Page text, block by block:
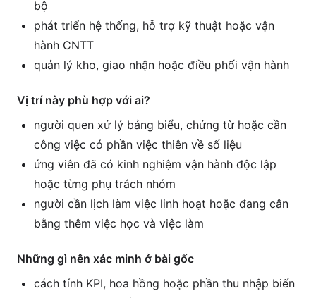
bộ
phát triển hệ thống, hỗ trợ kỹ thuật hoặc vận
hành CNTT
quản lý kho, giao nhận hoặc điều phối vận hành
Vị trí này phù hợp với ai?
người quen xử lý bảng biểu, chứng từ hoặc cần
công việc có phần việc thiên về số liệu
ứng viên đã có kinh nghiệm vận hành độc lập
hoặc từng phụ trách nhóm
người cần lịch làm việc linh hoạt hoặc đang cân
bằng thêm việc học và việc làm
Những gì nên xác minh ở bài gốc
cách tính KPI, hoa hồng hoặc phần thu nhập biến